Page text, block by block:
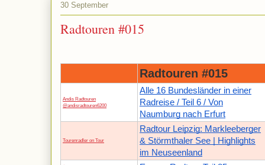
30 September
Radtouren #015
Radtouren #015
Andis Radtouren
@andisradtouren6200
Alle 16 Bundesländer in einer
Radreise / Teil 6 / Von
Naumburg nach Erfurt
Tourenradler on Tour
Radtour Leipzig: Markleeberger
& Störmthaler See | Highlights
im Neuseenland